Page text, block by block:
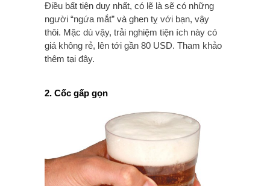
Điều bất tiện duy nhất, có lẽ là sẽ có những
người “ngứa mắt” và ghen tỵ với bạn, vậy
thôi. Mặc dù vậy, trải nghiệm tiện ích này có
giá không rẻ, lên tới gần 80 USD. Tham khảo
thêm tại đây.
2. Cốc gấp gọn